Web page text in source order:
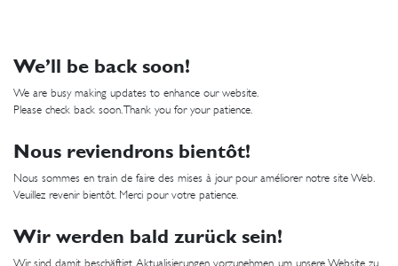
We’ll be back soon!
We are busy making updates to enhance our website.
Please check back soon. Thank you for your patience.
Nous reviendrons bientôt!
Nous sommes en train de faire des mises à jour pour améliorer notre site Web.
Veuillez revenir bientôt. Merci pour votre patience.
Wir werden bald zurück sein!
Wir sind damit beschäftigt, Aktualisierungen vorzunehmen, um unsere Website zu